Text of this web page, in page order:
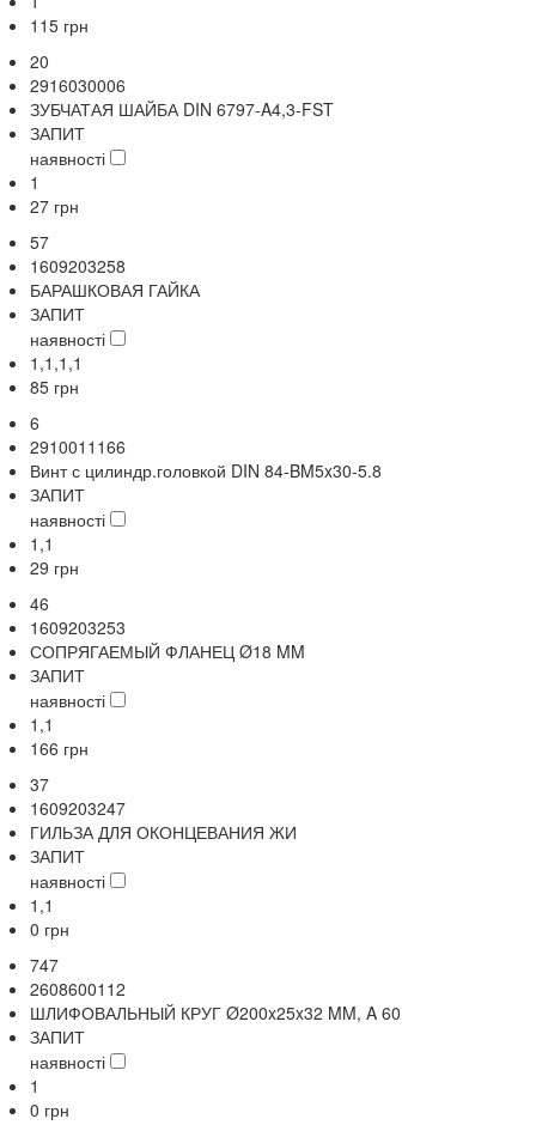
115 грн
20
2916030006
ЗУБЧАТАЯ ШАЙБА DIN 6797-A4,3-FST
ЗАПИТ
наявності
1
27 грн
57
1609203258
БАРАШКОВАЯ ГАЙКА
ЗАПИТ
наявності
1,1,1,1
85 грн
6
2910011166
Винт с цилиндр.головкой DIN 84-BM5x30-5.8
ЗАПИТ
наявності
1,1
29 грн
46
1609203253
СОПРЯГАЕМЫЙ ФЛАНЕЦ Ø18 MM
ЗАПИТ
наявності
1,1
166 грн
37
1609203247
ГИЛЬЗА ДЛЯ ОКОНЦЕВАНИЯ ЖИ
ЗАПИТ
наявності
1,1
0 грн
747
2608600112
ШЛИФОВАЛЬНЫЙ КРУГ Ø200x25x32 MM, A 60
ЗАПИТ
наявності
1
0 грн